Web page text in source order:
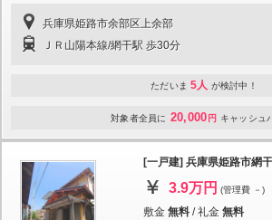
兵庫県姫路市余部区上余部
ＪＲ山陽本線/網干駅 歩30分
ただいま 5人 が検討中！
対象者全員に 20,000 円 キャッシュ
[一戸建] 兵庫県姫路市網
3.9万円 (管理費 －)
敷金 無料 /礼金 無料